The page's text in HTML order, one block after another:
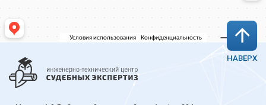
НАВЕРХ